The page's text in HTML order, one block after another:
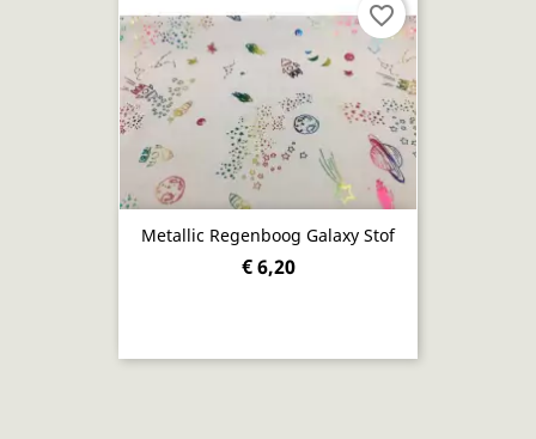
Metallic Regenboog Galaxy Stof
€ 6,20
favorite_border